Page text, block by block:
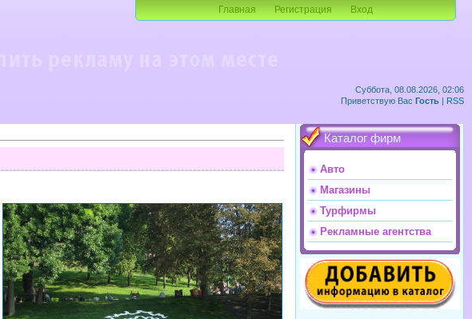
Суббота, 08.08.2026, 02:06
Приветствую Вас Гость | RSS
Главная Регистрация Вход
Каталог фирм
Авто
Магазины
Турфирмы
Рекламные агентства